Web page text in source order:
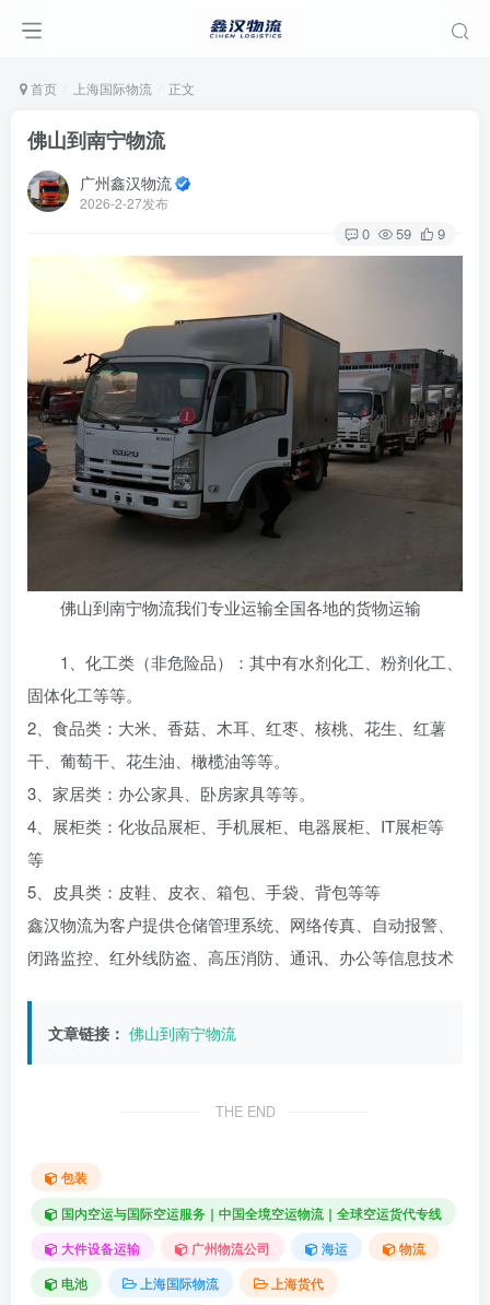
首页 上海国际物流 正文
佛山到南宁物流
广州鑫汉物流
2026-2-27发布
0 59 9
佛山到南宁物流我们专业运输全国各地的货物运输
1、化工类（非危险品）：其中有水剂化工、粉剂化工、
固体化工等等。
2、食品类：大米、香菇、木耳、红枣、核桃、花生、红薯
干、葡萄干、花生油、橄榄油等等。
3、家居类：办公家具、卧房家具等等。
4、展柜类：化妆品展柜、手机展柜、电器展柜、IT展柜等
等
5、皮具类：皮鞋、皮衣、箱包、手袋、背包等等
鑫汉物流为客户提供仓储管理系统、网络传真、自动报警、
闭路监控、红外线防盗、高压消防、通讯、办公等信息技术
文章链接： 佛山到南宁物流
THE END
包装
国内空运与国际空运服务｜中国全境空运物流｜全球空运货代专线
大件设备运输
广州物流公司 海运
物流
电池
上海国际物流
上海货代